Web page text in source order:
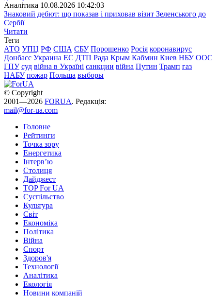
Аналітика 10.08.2026 10:42:03
Знаковий дебют: що показав і приховав візит Зеленського до
Сербії
Читати
Теги
АТО УПЦ РФ США СБУ Порошенко Росія коронавирус
Донбасс Украина ЕС ДТП Рада Крым Кабмин Киев НБУ ООС
ГПУ суд війна в Україні санкции війна Путин Трамп газ
НАБУ пожар Польша выборы
© Copyright
2001—2026 FORUA. Редакція:
mail@for-ua.com
Головне
Рейтинги
Точка зору
Енергетика
Інтерв’ю
Столиця
Дайджест
TOP For UA
Суспiльство
Культура
Світ
Економіка
Політика
Війна
Спорт
Здоров'я
Технології
Аналітика
Екологія
Новини компаній